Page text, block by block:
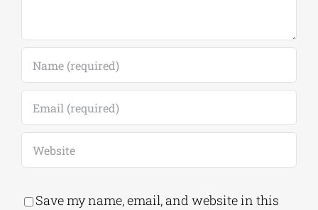
Save my name, email, and website in this